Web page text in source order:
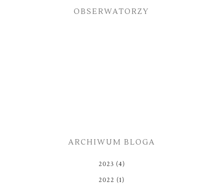
OBSERWATORZY
ARCHIWUM BLOGA
2023 (4)
2022 (1)